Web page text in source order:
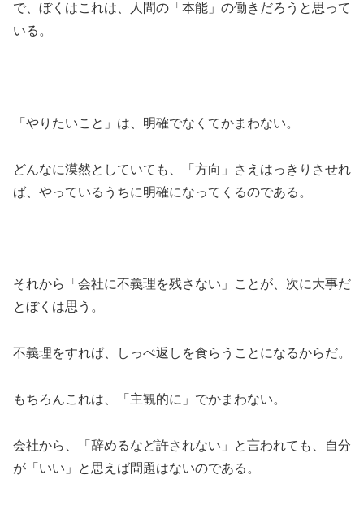
で、ぼくはこれは、人間の「本能」の働きだろうと思って
いる。
「やりたいこと」は、明確でなくてかまわない。
どんなに漠然としていても、「方向」さえはっきりさせれ
ば、やっているうちに明確になってくるのである。
それから「会社に不義理を残さない」ことが、次に大事だ
とぼくは思う。
不義理をすれば、しっぺ返しを食らうことになるからだ。
もちろんこれは、「主観的に」でかまわない。
会社から、「辞めるなど許されない」と言われても、自分
が「いい」と思えば問題はないのである。